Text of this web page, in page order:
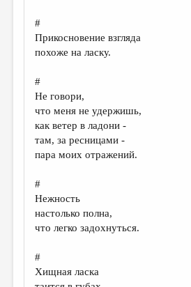
МЕДИА
ВКОНТАКТЕ
#
Прикосновение взгляда
похоже на ласку.
#
Не говори,
что меня не удержишь,
как ветер в ладони -
там, за ресницами -
пара моих отражений.
#
Нежность
настолько полна,
что легко задохнуться.
#
Хищная ласка